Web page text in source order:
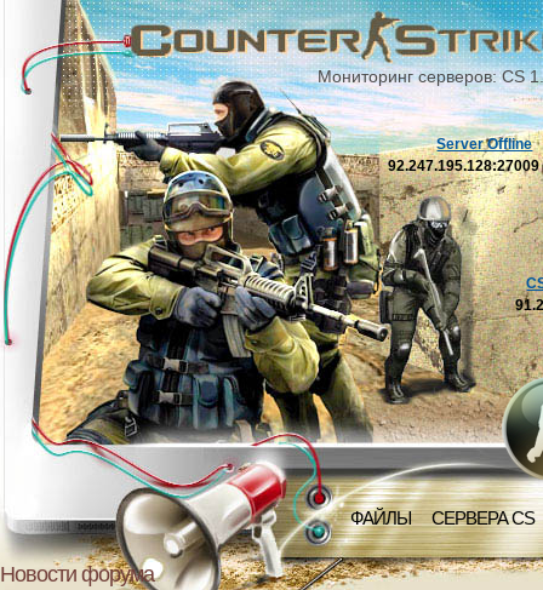
Мониторинг серверов: CS
ФАЙЛЫ СЕРВЕРА CS
Server Offline
92.247.195.128:27009
Новости форума